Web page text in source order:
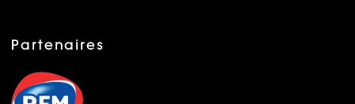
Partenaires